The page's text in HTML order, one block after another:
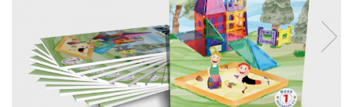
Jucarii Senzoriale
Tempera și acuarele